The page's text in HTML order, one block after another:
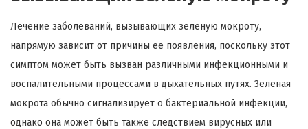
Лечение заболеваний, вызывающих зеленую мокроту,
напрямую зависит от причины ее появления, поскольку этот
симптом может быть вызван различными инфекционными и
воспалительными процессами в дыхательных путях. Зеленая
мокрота обычно сигнализирует о бактериальной инфекции,
однако она может быть также следствием вирусных или